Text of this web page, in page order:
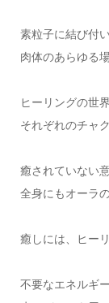
素粒子に結び付
肉体のあらゆる
ヒーリングの世
それぞれのチャ
癒されていない意
全身にもオーラ
癒しには、ヒー
不要なエネルギ